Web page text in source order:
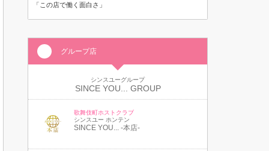
「この店で働く面白さ」
グループ店
シンスユーグループ
SINCE YOU... GROUP
歌舞伎町ホストクラブ
シンスユー ホンテン
SINCE YOU... -本店-